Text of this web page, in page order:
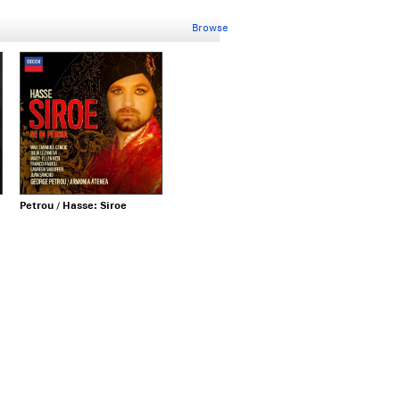
Browse
Petrou / Hasse: Siroe